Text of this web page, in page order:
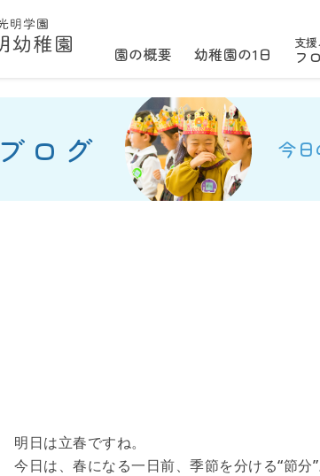
園の概要 幼稚園の1日
支
フ
ブログ 今日
明日は立春ですね。
今日は、春になる一日前、季節を分ける“節分”